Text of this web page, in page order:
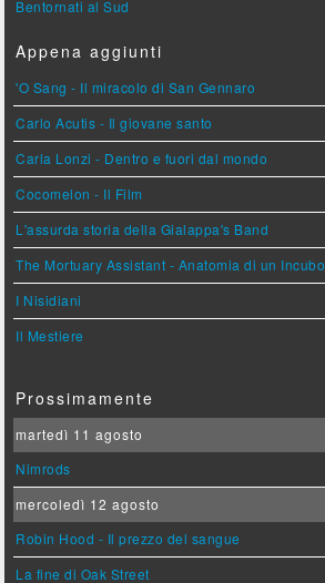
Bentornati al Sud
Appena aggiunti
'O Sang - Il miracolo di San Gennaro
Carlo Acutis - Il giovane santo
Carla Lonzi - Dentro e fuori dal mondo
Cocomelon - Il Film
L'assurda storia della Gialappa's Band
The Mortuary Assistant - Anatomia di un Incubo
I Nisidiani
Il Mestiere
Prossimamente
martedì 11 agosto
Nimrods
mercoledì 12 agosto
Robin Hood - Il prezzo del sangue
La fine di Oak Street